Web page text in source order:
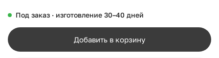
Под заказ · изготовление 30–40 дней
Добавить в корзину